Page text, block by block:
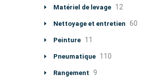
Matériel de levage 12
Nettoyage et entretien 60
Peinture 11
Pneumatique 110
Rangement 9